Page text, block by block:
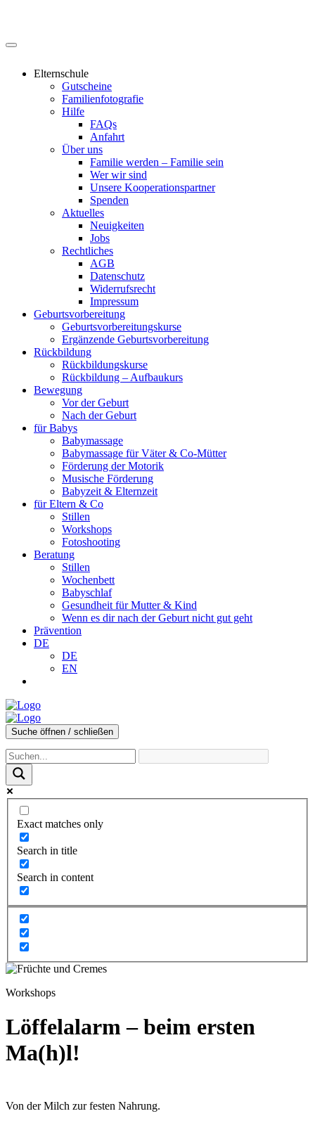
Elternschule
Gutscheine
Familienfotografie
Hilfe
FAQs
Anfahrt
Über uns
Familie werden – Familie sein
Wer wir sind
Unsere Kooperationspartner
Spenden
Aktuelles
Neuigkeiten
Jobs
Rechtliches
AGB
Datenschutz
Widerrufsrecht
Impressum
Geburtsvorbereitung
Geburtsvorbereitungskurse
Ergänzende Geburtsvorbereitung
Rückbildung
Rückbildungskurse
Rückbildung – Aufbaukurs
Bewegung
Vor der Geburt
Nach der Geburt
für Babys
Babymassage
Babymassage für Väter & Co-Mütter
Förderung der Motorik
Musische Förderung
Babyzeit & Elternzeit
für Eltern & Co
Stillen
Workshops
Fotoshooting
Beratung
Stillen
Wochenbett
Babyschlaf
Gesundheit für Mutter & Kind
Wenn es dir nach der Geburt nicht gut geht
Prävention
DE
DE
EN
Suche öffnen / schließen
Exact matches only
Search in title
Search in content
Workshops
Löffelalarm – beim ersten
Ma(h)l!
Von der Milch zur festen Nahrung.